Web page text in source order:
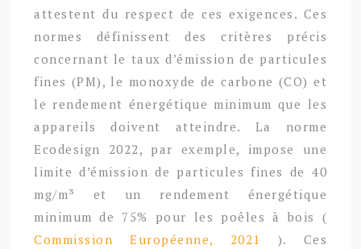
attestent du respect de ces exigences. Ces
normes définissent des critères précis
concernant le taux d’émission de particules
fines (PM), le monoxyde de carbone (CO) et
le rendement énergétique minimum que les
appareils doivent atteindre. La norme
Ecodesign 2022, par exemple, impose une
limite d’émission de particules fines de 40
mg/m³ et un rendement énergétique
minimum de 75% pour les poêles à bois (
Commission Européenne, 2021 ). Ces